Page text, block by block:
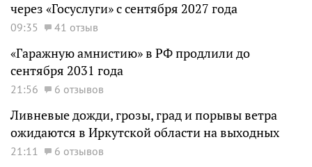
через «Госуслуги» с сентября 2027 года
09:35 41 отзыв
«Гаражную амнистию» в РФ продлили до
сентября 2031 года
21:56 6 отзывов
Ливневые дожди, грозы, град и порывы ветра
ожидаются в Иркутской области на выходных
21:11
6 отзывов